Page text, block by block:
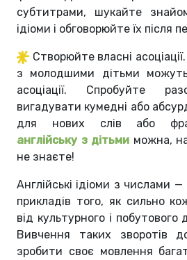
субтитрами, шукайте
ідіоми і обговорюйте їх після
Створюйте власні
з молодшими дітьми
асоціації. Спробуйте
вигадувати кумедні або
для нових слів або
англійську з дітьми можна,
не знаєте!
Англійські ідіоми з числами
прикладів того, як сильно
від культурного і побутового
Вивчення таких зворотів
зробити своє мовлення